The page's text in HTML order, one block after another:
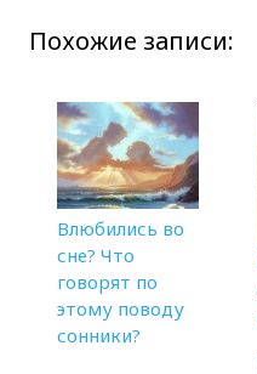
Похожие записи:
Влюбились во
сне? Что
говорят по
этому поводу
сонники?